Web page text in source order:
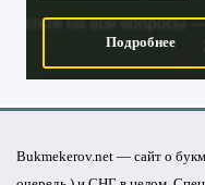
Подробнее
Bukmekerov.net — сайт о